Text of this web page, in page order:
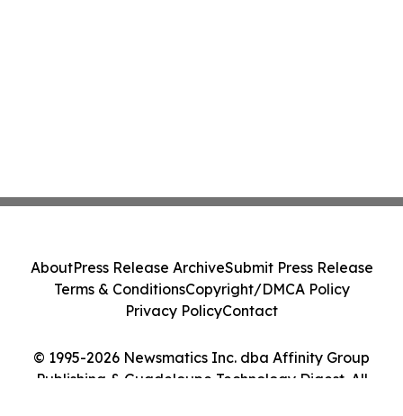
© 1995-2026 Newsmatics Inc. dba Affinity Group
Publishing & Guadeloupe Technology Digest. All
AboutPress Release ArchiveSubmit Press Release
Terms & ConditionsCopyright/DMCA Policy
Privacy PolicyContact